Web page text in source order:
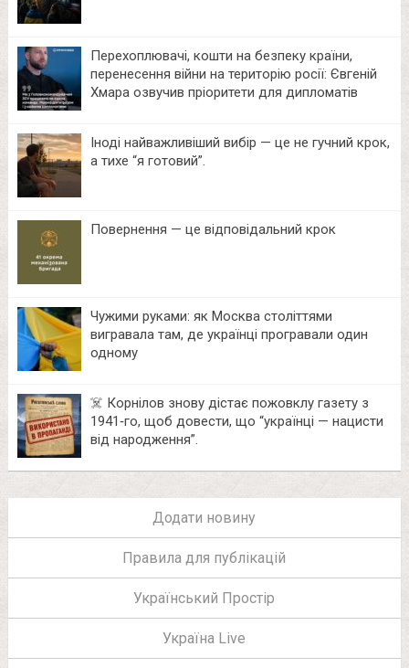
Перехоплювачі, кошти на безпеку країни,
перенесення війни на територію росії: Євгеній
Хмара озвучив пріоритети для дипломатів
Іноді найважливіший вибір — це не гучний крок,
а тихе “я готовий”.
Повернення — це відповідальний крок
Чужими руками: як Москва століттями
вигравала там, де українці програвали один
одному
☠️ Корнілов знову дістає пожовклу газету з
1941‑го, щоб довести, що “українці — нацисти
від народження”.
Додати новину
Правила для публікацій
Український Простір
Україна Live